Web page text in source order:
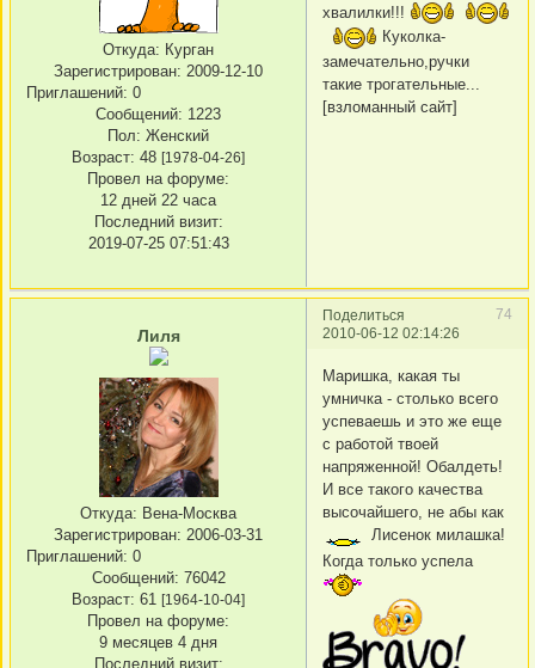
Откуда: Курган
Зарегистрирован: 2009-12-10
Приглашений: 0
Сообщений: 1223
Пол: Женский
Возраст: 48 [1978-04-26]
Провел на форуме:
12 дней 22 часа
Последний визит:
2019-07-25 07:51:43
хвалилки!!!
Куколка-
замечательно,ручки
такие трогательные...
[взломанный сайт]
Поделиться
74
2010-06-12 02:14:26
Лиля
Откуда: Вена-Москва
Зарегистрирован: 2006-03-31
Приглашений: 0
Сообщений: 76042
Возраст: 61 [1964-10-04]
Провел на форуме:
9 месяцев 4 дня
Последний визит:
Маришка, какая ты
умничка - столько всего
успеваешь и это же еще
с работой твоей
напряженной! Обалдеть!
И все такого качества
высочайшего, не абы как
Лисенок милашка!
Когда только успела